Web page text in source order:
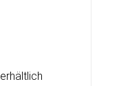
erhältlich